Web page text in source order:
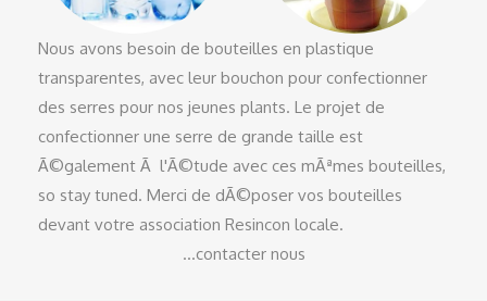
Nous avons besoin de bouteilles en plastique
transparentes, avec leur bouchon pour confectionner
des serres pour nos jeunes plants. Le projet de
confectionner une serre de grande taille est
Ã©galement Ã l'Ã©tude avec ces mÃªmes bouteilles,
so stay tuned. Merci de dÃ©poser vos bouteilles
devant votre association Resincon locale.
...contacter nous